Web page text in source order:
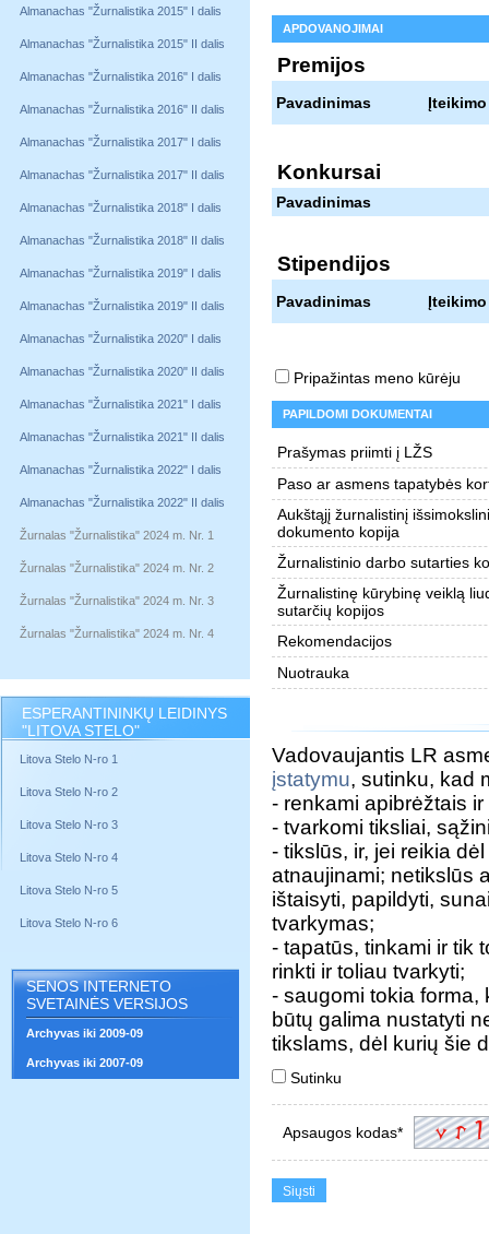
Almanachas "Žurnalistika 2015" I dalis
Almanachas "Žurnalistika 2015" II dalis
Almanachas "Žurnalistika 2016" I dalis
Almanachas "Žurnalistika 2016" II dalis
Almanachas "Žurnalistika 2017" I dalis
Almanachas "Žurnalistika 2017" II dalis
Almanachas "Žurnalistika 2018" I dalis
Almanachas "Žurnalistika 2018" II dalis
Almanachas "Žurnalistika 2019" I dalis
Almanachas "Žurnalistika 2019" II dalis
Almanachas "Žurnalistika 2020" I dalis
Almanachas "Žurnalistika 2020" II dalis
Almanachas "Žurnalistika 2021" I dalis
Almanachas "Žurnalistika 2021" II dalis
Almanachas "Žurnalistika 2022" I dalis
Almanachas "Žurnalistika 2022" II dalis
Žurnalas "Žurnalistika" 2024 m. Nr. 1
Žurnalas "Žurnalistika" 2024 m. Nr. 2
Žurnalas "Žurnalistika" 2024 m. Nr. 3
Žurnalas "Žurnalistika" 2024 m. Nr. 4
ESPERANTININKŲ LEIDINYS
"LITOVA STELO"
Litova Stelo N-ro 1
Litova Stelo N-ro 2
Litova Stelo N-ro 3
Litova Stelo N-ro 4
Litova Stelo N-ro 5
Litova Stelo N-ro 6
SENOS INTERNETO
SVETAINĖS VERSIJOS
Archyvas iki 2009-09
Archyvas iki 2007-09
APDOVANOJIMAI
Premijos
Pavadinimas
Konkursai
Pavadinimas
Stipendijos
Pavadinimas
Pripažintas meno kūrėju
PAPILDOMI DOKUMENTAI
Prašymas priimti į LŽS
Paso ar asmens tapatybės
Aukštąjį žurnalistinį
dokumento kopija
Žurnalistinio darbo sutarties
Žurnalistinę kūrybinę veiklą
sutarčių kopijos
Rekomendacijos
Nuotrauka
Vadovaujantis LR
įstatymu, sutinku, kad
- renkami apibrėžtais
- tvarkomi tiksliai,
- tikslūs, ir, jei reikia
atnaujinami; netikslūs
ištaisyti, papildyti,
tvarkymas;
- tapatūs, tinkami ir tik
rinkti ir toliau tvarkyti;
- saugomi tokia
būtų galima nustatyti
tikslams, dėl kurių šie
Sutinku
Apsaugos kodas*